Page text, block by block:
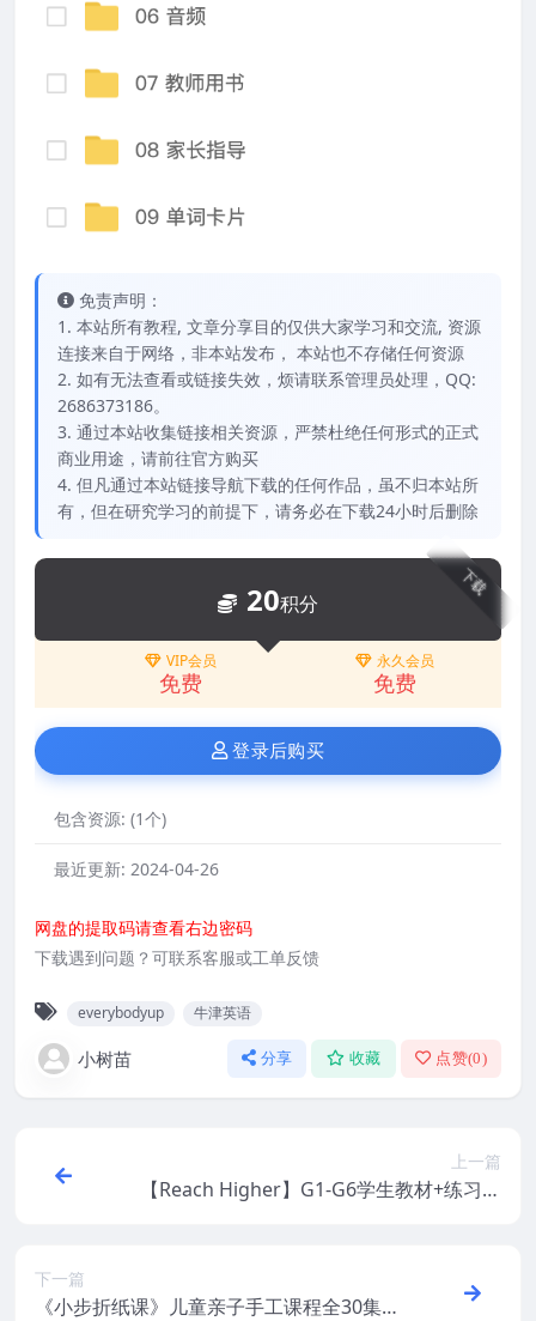
免责声明：
1. 本站所有教程, 文章分享目的仅供大家学习和交流, 资源
连接来自于网络，非本站发布， 本站也不存储任何资源
2. 如有无法查看或链接失效，烦请联系管理员处理，QQ:
2686373186。
3. 通过本站收集链接相关资源，严禁杜绝任何形式的正式
商业用途，请前往官方购买
4. 但凡通过本站链接导航下载的任何作品，虽不归本站所
有，但在研究学习的前提下，请务必在下载24小时后删除
下载
20积分
VIP会员
免费
永久会员
免费
登录后购买
包含资源: (1个)
最近更新: 2024-04-26
网盘的提取码请查看右边密码
下载遇到问题？可联系客服或工单反馈
everybodyup 牛津英语
小树苗 分享 收藏 点赞(0)
上一篇
【Reach Higher】G1-G6学生教材+练习册
下一篇
《小步折纸课》儿童亲子手工课程全30集M